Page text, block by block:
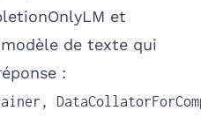
et
de texte qui
: